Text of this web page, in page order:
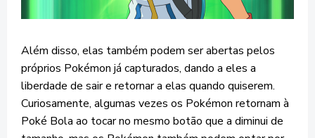
Além disso, elas também podem ser abertas pelos
próprios Pokémon já capturados, dando a eles a
liberdade de sair e retornar a elas quando quiserem.
Curiosamente, algumas vezes os Pokémon retornam à
Poké Bola ao tocar no mesmo botão que a diminui de